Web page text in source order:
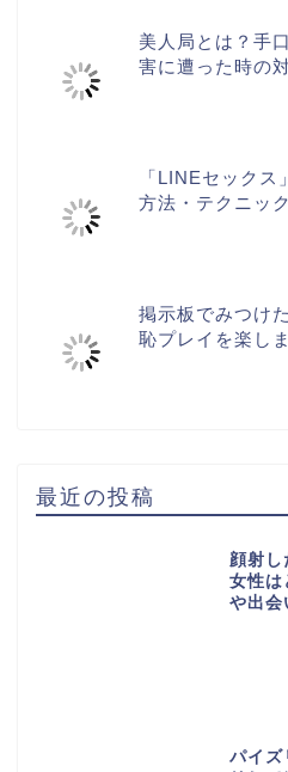
美人局とは？手
害に遭った時の
「LINEセック
方法・テクニッ
掲示板でみつけ
恥プレイを楽し
最近の投稿
顔射し
女性は
や出会
パイズ